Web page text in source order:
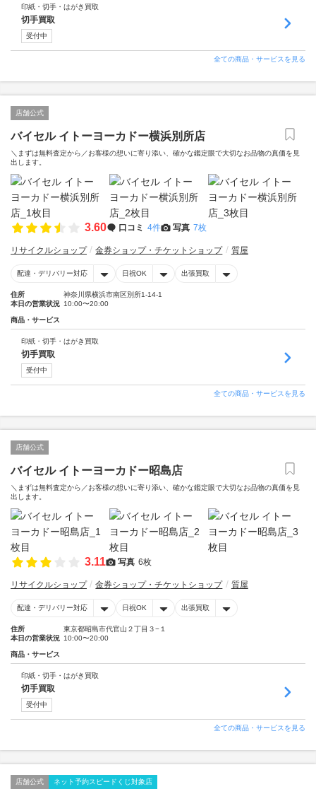
印紙・切手・はがき買取
切手買取
受付中
全ての商品・サービスを見る
店舗公式
バイセル イトーヨーカドー横浜別所店
＼まずは無料査定から／お客様の想いに寄り添い、確かな鑑定眼で大切なお品物の真価を見
出します。
3.60 口コミ 4件 写真 7枚
リサイクルショップ 金券ショップ・チケットショップ 質屋
配達・デリバリー対応 日祝OK 出張買取
住所
神奈川県横浜市南区別所1-14-1
本日の営業状況 10:00〜20:00
商品・サービス
印紙・切手・はがき買取
切手買取
受付中
全ての商品・サービスを見る
店舗公式
バイセル イトーヨーカドー昭島店
＼まずは無料査定から／お客様の想いに寄り添い、確かな鑑定眼で大切なお品物の真価を見
出します。
3.11 写真 6枚
リサイクルショップ 金券ショップ・チケットショップ 質屋
配達・デリバリー対応 日祝OK 出張買取
住所
東京都昭島市代官山２丁目３−１
本日の営業状況 10:00〜20:00
商品・サービス
印紙・切手・はがき買取
切手買取
受付中
全ての商品・サービスを見る
店舗公式 ネット予約スピードくじ対象店